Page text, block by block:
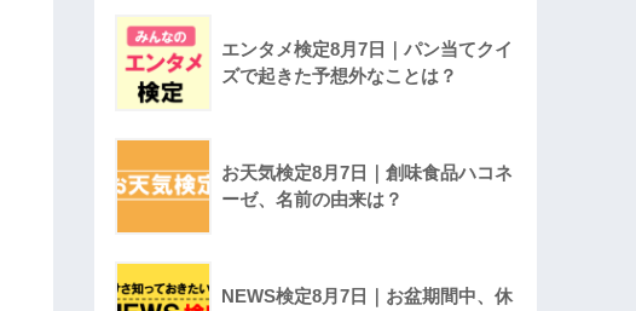
エンタメ検定8月7日｜パン当てクイ
ズで起きた予想外なことは？
お天気検定8月7日｜創味食品ハコネ
ーゼ、名前の由来は？
NEWS検定8月7日｜お盆期間中、休